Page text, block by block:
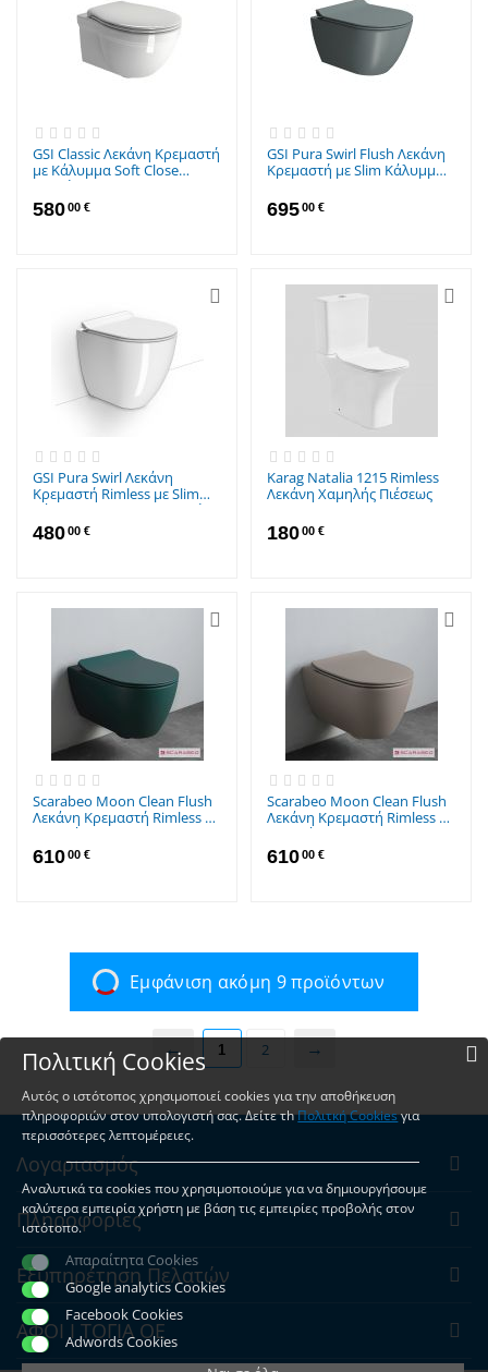
GSI Classic Λεκάνη Κρεμαστή
με Κάλυμμα Soft Close
Λευκή
58000 €
GSI Pura Swirl Flush Λεκάνη
Κρεμαστή με Slim Κάλυμμα
69500 €
GSI Pura Swirl Λεκάνη
Κρεμαστή Rimless με Slim
Κάλυμμα Soft Close Λευκή
48000 €
Karag Natalia 1215 Rimless
Λεκάνη Χαμηλής Πιέσεως
18000 €
Scarabeo Moon Clean Flush
Λεκάνη Κρεμαστή Rimless με
Slim Κάλυμμα Soft Close
Musk
61000 €
Scarabeo Moon Clean Flush
Λεκάνη Κρεμαστή Rimless με
Slim Κάλυμμα Soft Close
Sand
61000 €
Εμφάνιση ακόμη 9 προϊόντων
1 2
Λογαριασμός
Πληροφορίες
Εξυπηρέτηση Πελατών
ΑΦΟΙ Ι ΤΟΓΙΑ ΟΕ
Πολιτική Cookies
Αυτός ο ιστότοπος χρησιμοποιεί cookies για την αποθήκευση
πληροφοριών στον υπολογιστή σας. Δείτε τhΠολιτκή Cookiesγια
περισσότερες λεπτομέρειες.
Αναλυτικά τα cookies που χρησιμοποιούμε για να δημιουργήσουμε
καλύτερα εμπειρία χρήστη με βάση τις εμπειρίες προβολής στον
ιστότοπο.
Απαραίτητα Cookies
Google analytics Cookies
Facebook Cookies
Adwords Cookies